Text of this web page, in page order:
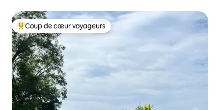
Coups de cœur voyageurs les plus appréciés
Coup de cœur voyageurs